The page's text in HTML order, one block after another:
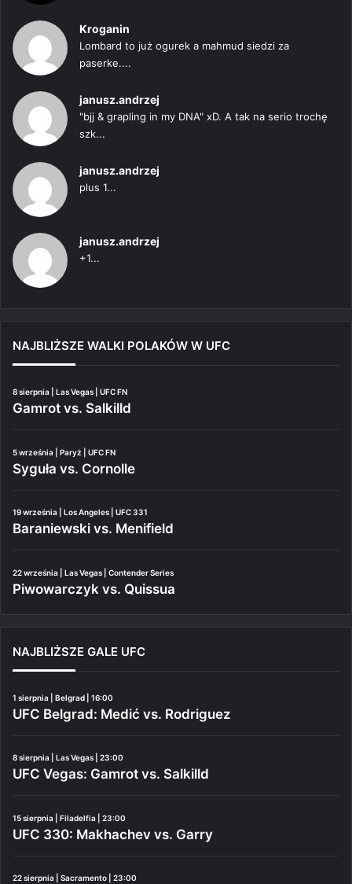
Kroganin
Lombard to już ogurek a mahmud siedzi za
paserke....
janusz.andrzej
"bjj & grapling in my DNA" xD. A tak na serio trochę
szk...
janusz.andrzej
plus 1...
janusz.andrzej
+1...
NAJBLIŻSZE WALKI POLAKÓW W UFC
8 sierpnia | Las Vegas | UFC FN
Gamrot vs. Salkilld
5 września | Paryż | UFC FN
Syguła vs. Cornolle
19 września | Los Angeles | UFC 331
Baraniewski vs. Menifield
22 września | Las Vegas | Contender Series
Piwowarczyk vs. Quissua
NAJBLIŻSZE GALE UFC
1 sierpnia | Belgrad | 16:00
UFC Belgrad: Medić vs. Rodriguez
8 sierpnia | Las Vegas | 23:00
UFC Vegas: Gamrot vs. Salkilld
15 sierpnia | Filadelfia | 23:00
UFC 330: Makhachev vs. Garry
22 sierpnia | Sacramento | 23:00